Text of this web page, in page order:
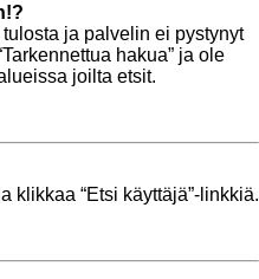
ja palvelin ei pystynyt
hakua” ja ole
joilta etsit.
klikkaa “Etsi käyttäjä”-linkkiä.